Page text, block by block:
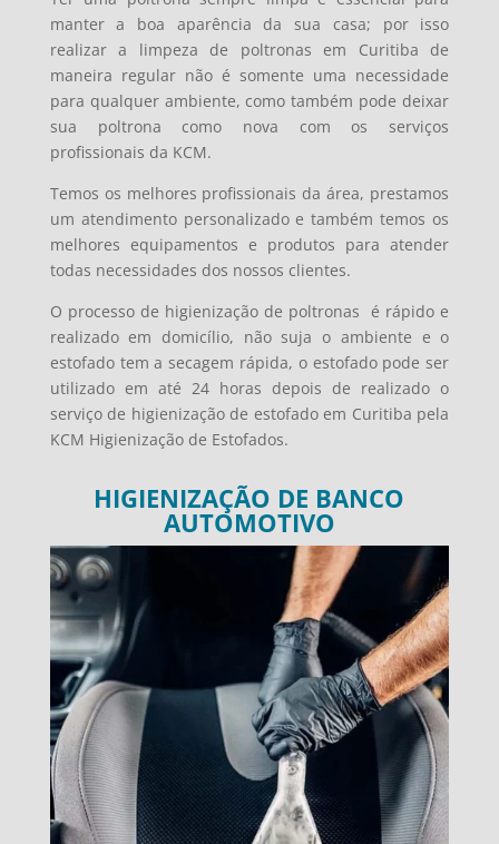
manter a boa aparência da sua casa; por isso
realizar a limpeza de poltronas em Curitiba de
maneira regular não é somente uma necessidade
para qualquer ambiente, como também pode deixar
sua poltrona como nova com os serviços
profissionais da KCM.
Temos os melhores profissionais da área, prestamos
um atendimento personalizado e também temos os
melhores equipamentos e produtos para atender
todas necessidades dos nossos clientes.
O processo de higienização de poltronas é rápido e
realizado em domicílio, não suja o ambiente e o
estofado tem a secagem rápida, o estofado pode ser
utilizado em até 24 horas depois de realizado o
serviço de higienização de estofado em Curitiba pela
KCM Higienização de Estofados.
HIGIENIZAÇÃO DE BANCO
AUTOMOTIVO